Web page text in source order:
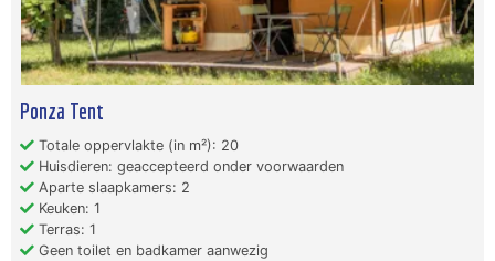
Ponza Tent
Totale oppervlakte (in m²): 20
Huisdieren: geaccepteerd onder voorwaarden
Aparte slaapkamers: 2
Keuken: 1
Terras: 1
Geen toilet en badkamer aanwezig